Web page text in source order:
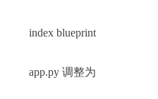
index blueprint
app.py 调整为